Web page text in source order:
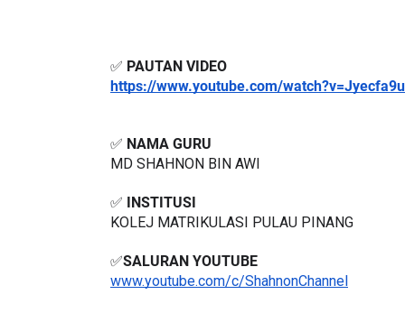
✅ PAUTAN VIDEO
https://www.youtube.com/
✅ NAMA GURU
MD SHAHNON BIN AWI
✅ INSTITUSI
KOLEJ MATRIKULASI PULAU PINANG
✅SALURAN YOUTUBE
www.youtube.com/c/ShahnonChannel